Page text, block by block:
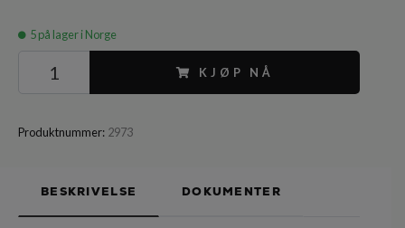
5på lager i Norge
KJØP NÅ
Produktnummer: 2973
BESKRIVELSE DOKUMENTER